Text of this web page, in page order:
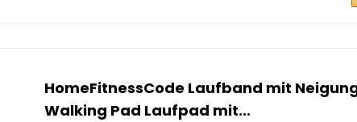
HomeFitnessCode Laufband mit
Walking Pad Laufpad mit...